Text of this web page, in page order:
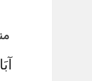
منظومة تسهل عليك حفظ نسب النبي ﷺ